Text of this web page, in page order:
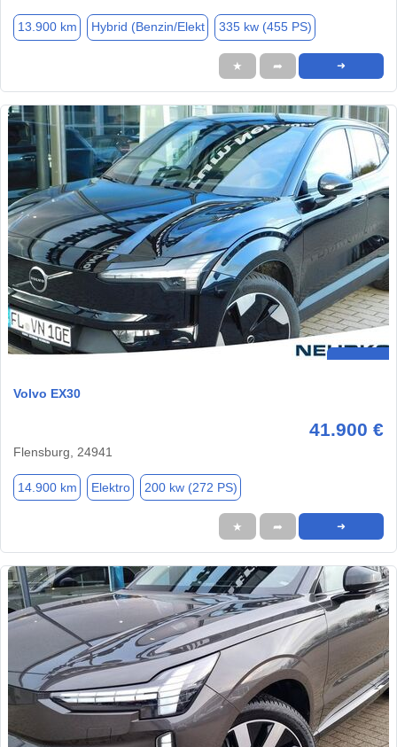
13.900 km Hybrid (Benzin/Elekt 335 kw (455 PS)
★ ➦ ➜
Volvo EX30
41.900 €
Flensburg, 24941
14.900 km Elektro 200 kw (272 PS)
★ ➦ ➜